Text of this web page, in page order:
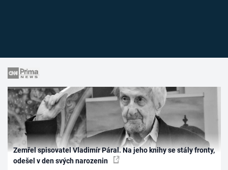
Zemřel spisovatel Vladimír Páral. Na jeho knihy se stály fronty,
odešel v den svých narozenin